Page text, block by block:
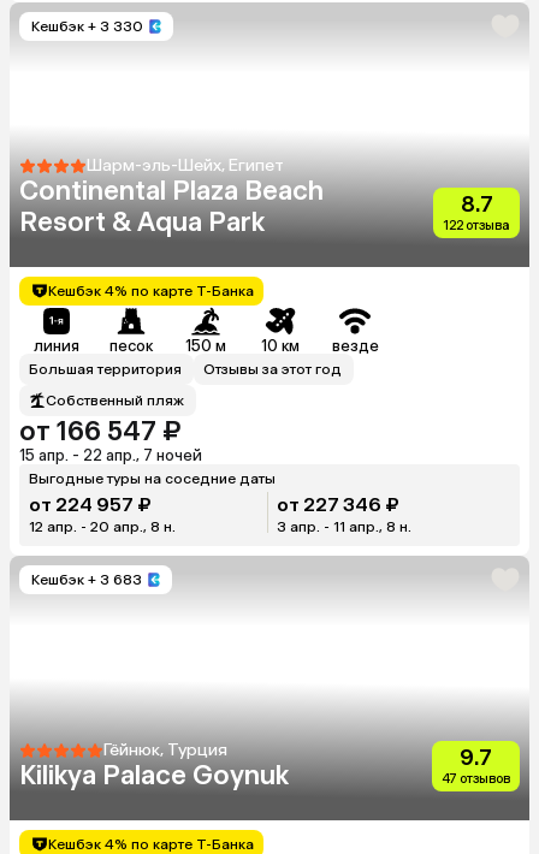
Кешбэк + 3 330
Шарм-эль-Шейх, Египет
Continental Plaza Beach
Resort & Aqua Park
8.7
122 отзыва
Кешбэк 4% по карте Т-Банка
линия песок 150 м 10 км везде
Большая территория
Отзывы за этот год
Собственный пляж
от 166 547 ₽
15 апр. - 22 апр., 7 ночей
Выгодные туры на соседние даты
от 224 957 ₽
12 апр. - 20 апр., 8 н.
от 227 346 ₽
3 апр. - 11 апр., 8 н.
Кешбэк + 3 683
Гёйнюк, Турция
Kilikya Palace Goynuk
9.7
47 отзывов
Кешбэк 4% по карте Т-Банка